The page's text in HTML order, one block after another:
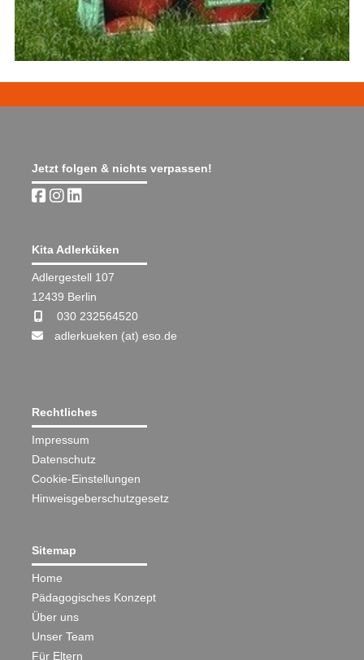
Jetzt folgen & nichts verpassen!
Kita Adlerküken
Adlergestell 107
12439 Berlin
030 232564520
adlerkueken (at) eso.de
Rechtliches
Impressum
Datenschutz
Cookie-Einstellungen
Hinweisgeberschutzgesetz
Sitemap
Home
Pädagogisches Konzept
Über uns
Unser Team
Für Eltern